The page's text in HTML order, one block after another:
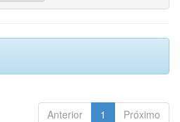
Anterior 1 Próximo